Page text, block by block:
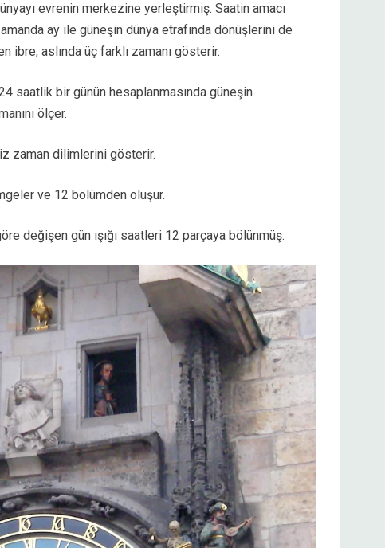
evrenin merkezine yerleştirmiş. Saatin amacı
ay ile güneşin dünya etrafında dönüşlerini de
ibre, aslında üç farklı zamanı gösterir.
saatlik bir günün hesaplanmasında güneşin
ölçer.
zaman dilimlerini gösterir.
ve 12 bölümden oluşur.
değişen gün ışığı saatleri 12 parçaya bölünmüş.